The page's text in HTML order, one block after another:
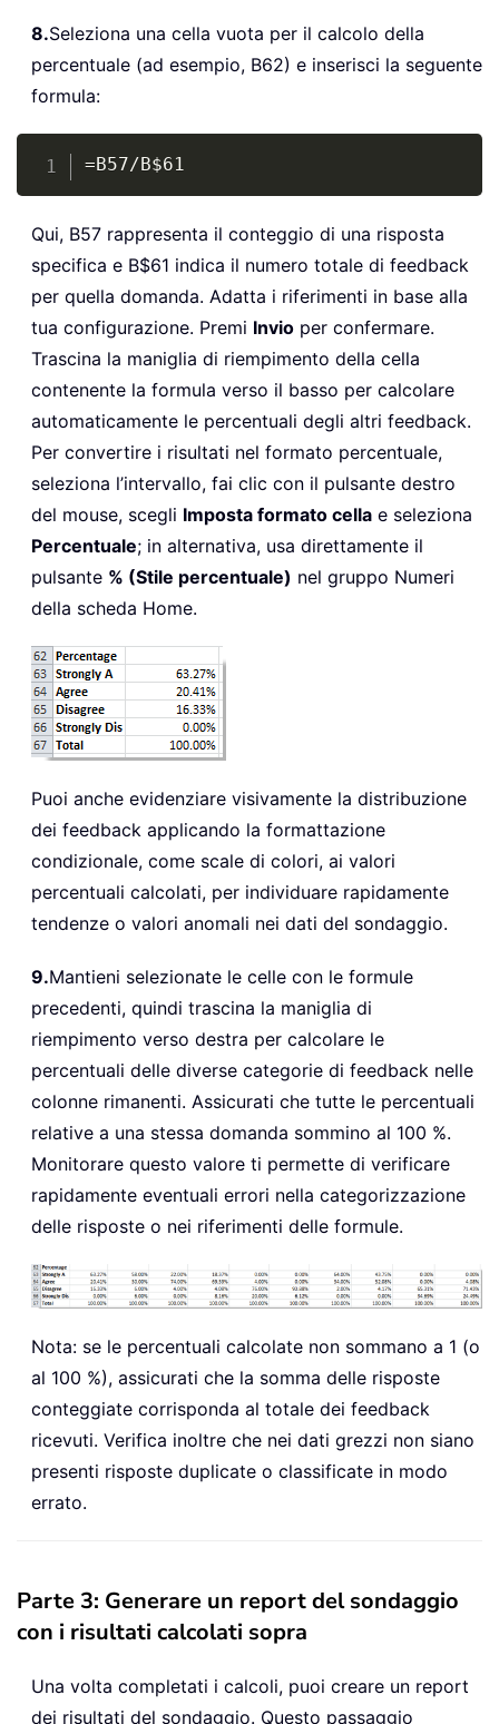
8.Seleziona una cella vuota per il calcolo della
percentuale (ad esempio, B62) e inserisci la seguente
formula:
=B57/B$61
Qui, B57 rappresenta il conteggio di una risposta
specifica e B$61 indica il numero totale di feedback
per quella domanda. Adatta i riferimenti in base alla
tua configurazione. Premi Invio per confermare.
Trascina la maniglia di riempimento della cella
contenente la formula verso il basso per calcolare
automaticamente le percentuali degli altri feedback.
Per convertire i risultati nel formato percentuale,
seleziona l’intervallo, fai clic con il pulsante destro
del mouse, scegli Imposta formato cella e seleziona
Percentuale; in alternativa, usa direttamente il
pulsante % (Stile percentuale) nel gruppo Numeri
della scheda Home.
Puoi anche evidenziare visivamente la distribuzione
dei feedback applicando la formattazione
condizionale, come scale di colori, ai valori
percentuali calcolati, per individuare rapidamente
tendenze o valori anomali nei dati del sondaggio.
9.Mantieni selezionate le celle con le formule
precedenti, quindi trascina la maniglia di
riempimento verso destra per calcolare le
percentuali delle diverse categorie di feedback nelle
colonne rimanenti. Assicurati che tutte le percentuali
relative a una stessa domanda sommino al 100 %.
Monitorare questo valore ti permette di verificare
rapidamente eventuali errori nella categorizzazione
delle risposte o nei riferimenti delle formule.
Nota: se le percentuali calcolate non sommano a 1 (o
al 100 %), assicurati che la somma delle risposte
conteggiate corrisponda al totale dei feedback
ricevuti. Verifica inoltre che nei dati grezzi non siano
presenti risposte duplicate o classificate in modo
errato.
Parte 3: Generare un report del sondaggio
con i risultati calcolati sopra
Una volta completati i calcoli, puoi creare un report
dei risultati del sondaggio. Questo passaggio